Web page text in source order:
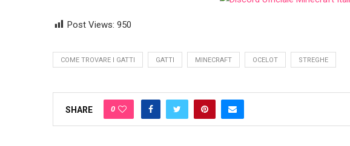
Post Views: 950
COME TROVARE I GATTI GATTI MINECRAFT OCELOT STREGHE
SHARE 0